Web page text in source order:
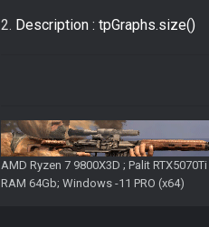
2. Description : tpGraphs.size()
AMD Ryzen 7 9800X3D ; Palit
RAM 64Gb; Windows -11 PRO (х64)